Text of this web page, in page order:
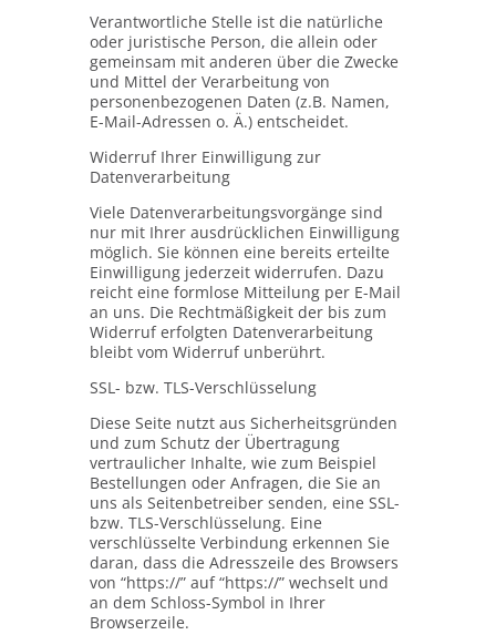
Verantwortliche Stelle ist die natürliche
oder juristische Person, die allein oder
gemeinsam mit anderen über die Zwecke
und Mittel der Verarbeitung von
personenbezogenen Daten (z.B. Namen,
E-Mail-Adressen o. Ä.) entscheidet.
Widerruf Ihrer Einwilligung zur
Datenverarbeitung
Viele Datenverarbeitungsvorgänge sind
nur mit Ihrer ausdrücklichen Einwilligung
möglich. Sie können eine bereits erteilte
Einwilligung jederzeit widerrufen. Dazu
reicht eine formlose Mitteilung per E-Mail
an uns. Die Rechtmäßigkeit der bis zum
Widerruf erfolgten Datenverarbeitung
bleibt vom Widerruf unberührt.
SSL- bzw. TLS-Verschlüsselung
Diese Seite nutzt aus Sicherheitsgründen
und zum Schutz der Übertragung
vertraulicher Inhalte, wie zum Beispiel
Bestellungen oder Anfragen, die Sie an
uns als Seitenbetreiber senden, eine SSL-
bzw. TLS-Verschlüsselung. Eine
verschlüsselte Verbindung erkennen Sie
daran, dass die Adresszeile des Browsers
von “https://” auf “https://” wechselt und
an dem Schloss-Symbol in Ihrer
Browserzeile.